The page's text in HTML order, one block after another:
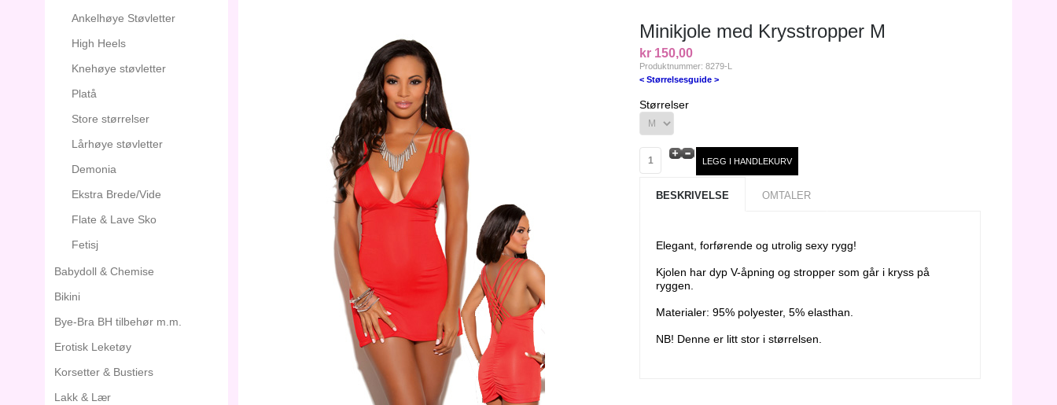
Minikjole med Krysstropper M
kr 150,00
Produktnummer: 8279-L
< Størrelsesguide >
Størrelser
BESKRIVELSE OMTALER
Elegant, forførende og utrolig sexy rygg!
Kjolen har dyp V-åpning og stropper som går i kryss på
ryggen.
Materialer: 95% polyester, 5% elasthan.
NB! Denne er litt stor i størrelsen.
Ankelhøye Støvletter
High Heels
Knehøye støvletter
Platå
Store størrelser
Lårhøye støvletter
Demonia
Ekstra Brede/Vide
Flate & Lave Sko
Fetisj
Babydoll & Chemise
Bikini
Bye-Bra BH tilbehør m.m.
Erotisk Leketøy
Korsetter & Bustiers
Lakk & Lær